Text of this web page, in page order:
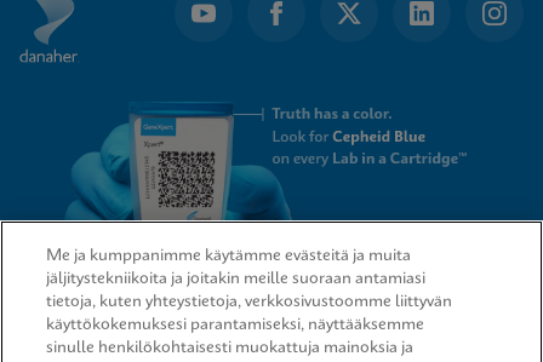
QUICK LINKS
Me ja kumppanimme käytämme evästeitä ja muita
jäljitystekniikoita ja joitakin meille suoraan antamiasi
tietoja, kuten yhteystietoja, verkkosivustoomme liittyvän
käyttökokemuksesi parantamiseksi, näyttääksemme
sinulle henkilökohtaisesti muokattuja mainoksia ja